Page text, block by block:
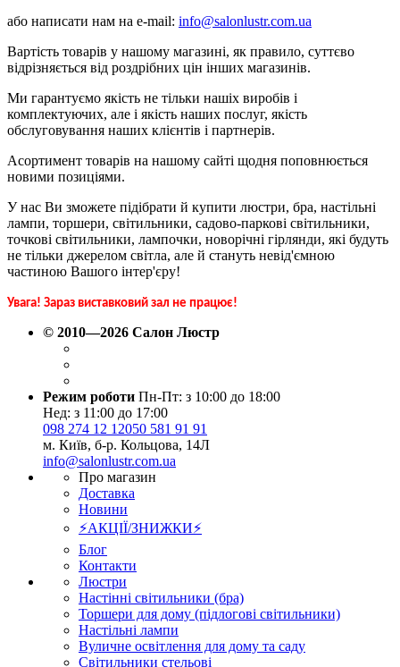
або написати нам на e-mail: info@salonlustr.com.ua
Вартість товарів у нашому магазині, як правило, суттєво
відрізняється від роздрібних цін інших магазинів.
Ми гарантуємо якість не тільки нашіх виробів і
комплектуючих, але і якість наших послуг, якість
обслуговування наших клієнтів і партнерів.
Асортимент товарів на нашому сайті щодня поповнюється
новими позиціями.
У нас Ви зможете підібрати й купити люстри, бра, настільні
лампи, торшери, світильники, садово-паркові світильники,
точкові світильники, лампочки, новорічні гірлянди, які будуть
не тільки джерелом світла, але й стануть невід'ємною
частиною Вашого інтер'єру!
Увага! Зараз виставковий зал не працює!
© 2010—2026 Салон Люстр
Режим роботи Пн-Пт: з 10:00 до 18:00
Нед: з 11:00 до 17:00
098 274 12 12050 581 91 91
м. Київ, б-р. Кольцова, 14Л
info@salonlustr.com.ua
Про магазин
Доставка
Новини
⚡АКЦІЇ/ЗНИЖКИ⚡
Блог
Контакти
Люстри
Настінні світильники (бра)
Торшери для дому (підлогові світильники)
Настільні лампи
Вуличне освітлення для дому та саду
Світильники стельові